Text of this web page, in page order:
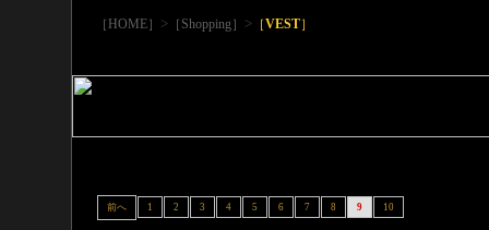
［HOME］ > ［Shopping］ > ［VEST］
前へ 1 2 3 4 5 6 7 8 9 10